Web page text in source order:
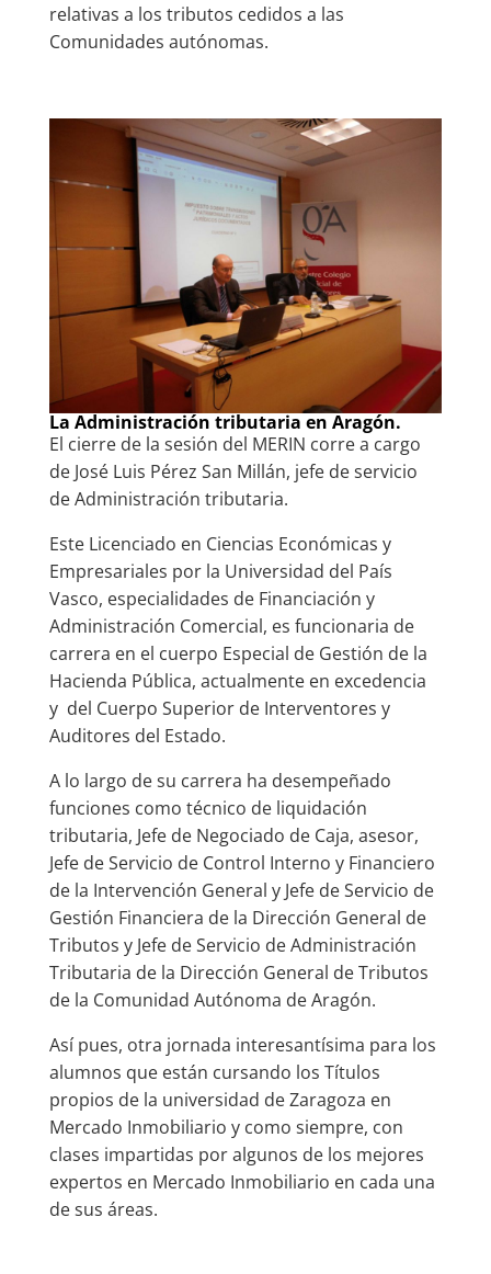
relativas a los tributos cedidos a las
Comunidades autónomas.
La Administración tributaria en Aragón.
El cierre de la sesión del MERIN corre a cargo
de José Luis Pérez San Millán, jefe de servicio
de Administración tributaria.
Este Licenciado en Ciencias Económicas y
Empresariales por la Universidad del País
Vasco, especialidades de Financiación y
Administración Comercial, es funcionaria de
carrera en el cuerpo Especial de Gestión de la
Hacienda Pública, actualmente en excedencia
y del Cuerpo Superior de Interventores y
Auditores del Estado.
A lo largo de su carrera ha desempeñado
funciones como técnico de liquidación
tributaria, Jefe de Negociado de Caja, asesor,
Jefe de Servicio de Control Interno y Financiero
de la Intervención General y Jefe de Servicio de
Gestión Financiera de la Dirección General de
Tributos y Jefe de Servicio de Administración
Tributaria de la Dirección General de Tributos
de la Comunidad Autónoma de Aragón.
Así pues, otra jornada interesantísima para los
alumnos que están cursando los Títulos
propios de la universidad de Zaragoza en
Mercado Inmobiliario y como siempre, con
clases impartidas por algunos de los mejores
expertos en Mercado Inmobiliario en cada una
de sus áreas.